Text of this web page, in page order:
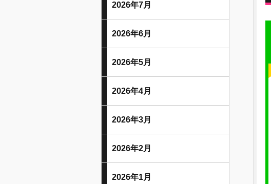
2026年7月
2026年6月
2026年5月
2026年4月
2026年3月
2026年2月
2026年1月